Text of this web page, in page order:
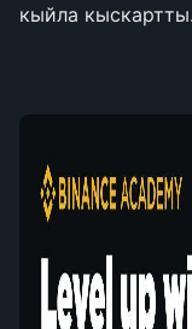
кыйла кыскартты.